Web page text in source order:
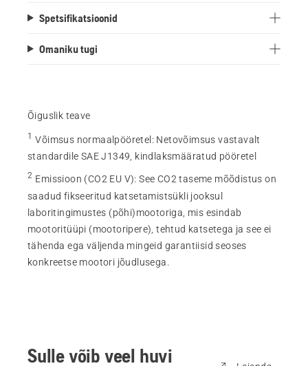
Spetsifikatsioonid
Omaniku tugi
Õiguslik teave
1 Võimsus normaalpööretel : Netovõimsus vastavalt
standardile SAE J1349, kindlaksmääratud pööretel
2 Emissioon (CO2 EU V):See CO2 taseme mõõdistus on
saadud fikseeritud katsetamistsükli jooksul
laboritingimustes (põhi)mootoriga, mis esindab
mootoritüüpi (mootoripere), tehtud katsetega ja see ei
tähenda ega väljenda mingeid garantiisid seoses
konkreetse mootori jõudlusega.
Sulle võib veel huvi